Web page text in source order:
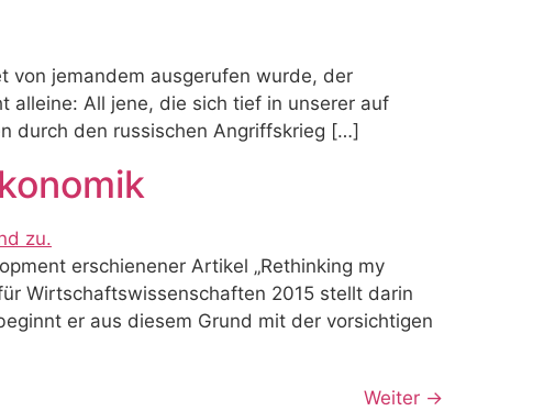
von jemandem ausgerufen wurde, der
alleine: All jene, die sich tief in unserer auf
durch den russischen Angriffskrieg […]
erschienener Artikel „Rethinking my
Wirtschaftswissenschaften 2015 stellt darin
er aus diesem Grund mit der vorsichtigen
Weiter →